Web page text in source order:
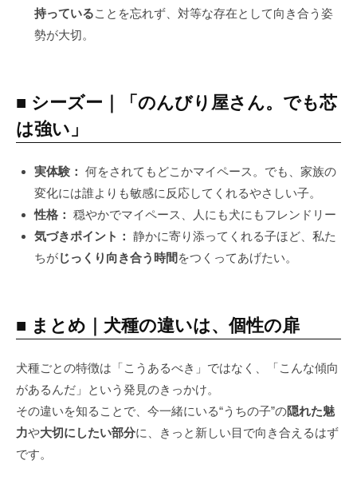
持っていることを忘れず、対等な存在として向き合う姿
勢が大切。
■ シーズー｜「のんびり屋さん。でも芯
は強い」
実体験： 何をされてもどこかマイペース。でも、家族の
変化には誰よりも敏感に反応してくれるやさしい子。
性格： 穏やかでマイペース、人にも犬にもフレンドリー
気づきポイント： 静かに寄り添ってくれる子ほど、私た
ちがじっくり向き合う時間 をつくってあげたい。
■ まとめ｜犬種の違いは、個性の扉
犬種ごとの特徴は「こうあるべき」ではなく、「こんな傾向
があるんだ」という発見のきっかけ。
その違いを知ることで、今一緒にいる“うちの子”の隠れた魅
力や大切にしたい部分に、きっと新しい目で向き合えるはず
です。